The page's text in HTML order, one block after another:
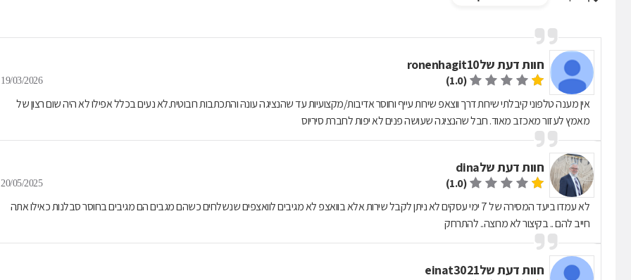
חוות דעת שלronenhagit10
(1.0)
19/03/2026
אין מענה טלפוני קיבלתי שירות דרך ווצאפ שירות עייף וחוסר אדיבות/מקצועיות עד שהנציגה עונהּ והתכתבות רובוטית.לא נעים בכלל אפילו לא היה שום רצון של
מאמץ לעזור מאכזב מאוד. חבל שהנציגה שעושה פנים לא יפות לחברת סיריוס
חוות דעת שלdina
(1.0)
20/05/2025
לא עמדו ביעד המסירה של 7 ימי עסקים לא ניתן לקבל שירות אלא בוואצפ לא מגיבים לוואצפים שנשלחים כשהם מגבים הם מגיבים בחוסר סבלנות כאילו אתה
חייב להם .. בקיצור לא מרוצה.. להתרחק
חוות דעת שלeinat3021